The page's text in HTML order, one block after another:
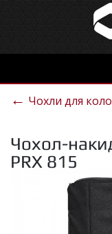
← Чохли для
Чохол-
PRX 815